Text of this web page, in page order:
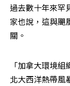
過去數十年來罕
家也說，這與颶
關。
「加拿大環境
北大西洋熱帶風